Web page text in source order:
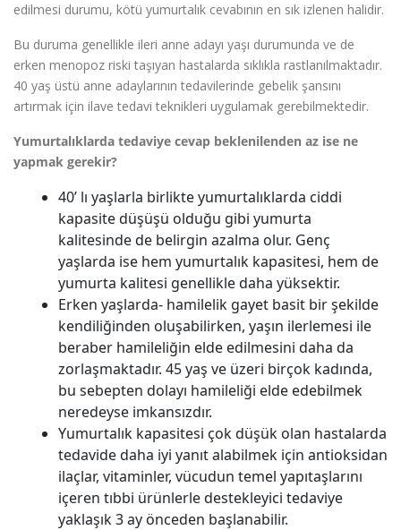
edilmesi durumu, kötü yumurtalık cevabının en sık izlenen halidir.
Bu duruma genellikle ileri anne adayı yaşı durumunda ve de
erken menopoz riski taşıyan hastalarda sıklıkla rastlanılmaktadır.
40 yaş üstü anne adaylarının tedavilerinde gebelik şansını
artırmak için ilave tedavi teknikleri uygulamak gerebilmektedir.
Yumurtalıklarda tedaviye cevap beklenilenden az ise ne
yapmak gerekir?
40’ lı yaşlarla birlikte yumurtalıklarda ciddi
kapasite düşüşü olduğu gibi yumurta
kalitesinde de belirgin azalma olur. Genç
yaşlarda ise hem yumurtalık kapasitesi, hem de
yumurta kalitesi genellikle daha yüksektir.
Erken yaşlarda- hamilelik gayet basit bir şekilde
kendiliğinden oluşabilirken, yaşın ilerlemesi ile
beraber hamileliğin elde edilmesini daha da
zorlaşmaktadır. 45 yaş ve üzeri birçok kadında,
bu sebepten dolayı hamileliği elde edebilmek
neredeyse imkansızdır.
Yumurtalık kapasitesi çok düşük olan hastalarda
tedavide daha iyi yanıt alabilmek için antioksidan
ilaçlar, vitaminler, vücudun temel yapıtaşlarını
içeren tıbbi ürünlerle destekleyici tedaviye
yaklaşık 3 ay önceden başlanabilir.